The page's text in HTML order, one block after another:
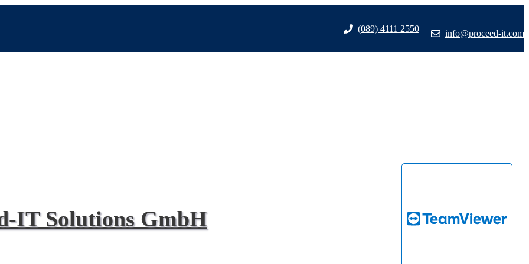
(089) 4111 2550 info@proceed-it.com
IT Solutions GmbH